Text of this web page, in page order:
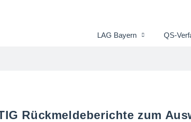
LAG Bayern QS-
Rückmeldeberichte zum